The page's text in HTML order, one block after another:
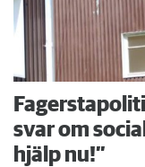
svar om
hjälp nu!”